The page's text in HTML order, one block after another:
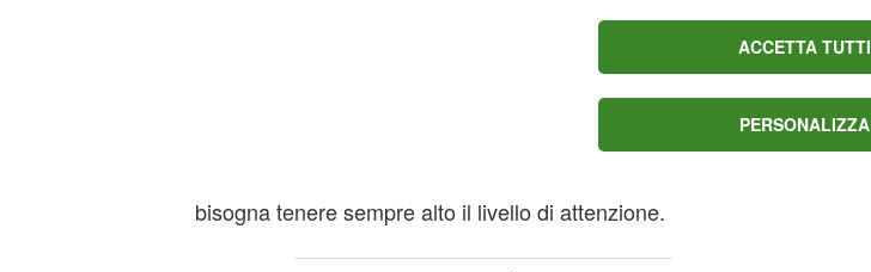
notato che hanno voglia di faticare per essere al massimo
per l'inizio della stagione: "Li ho potuti conoscere, e tanti
hanno quell'attitudine giusta per poter fare bene e per capire
qual è il peso di questa maglia". Del Piero ha poi
bisogna tenere sempre alto il livello di attenzione.
ACCETTA TUTTI
PERSONALIZZA